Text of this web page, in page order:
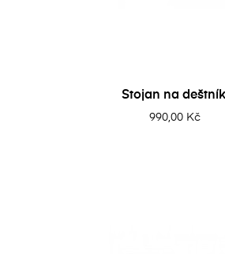
Stojan na
990,00 Kč